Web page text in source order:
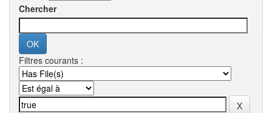
Chercher
Filtres courants :